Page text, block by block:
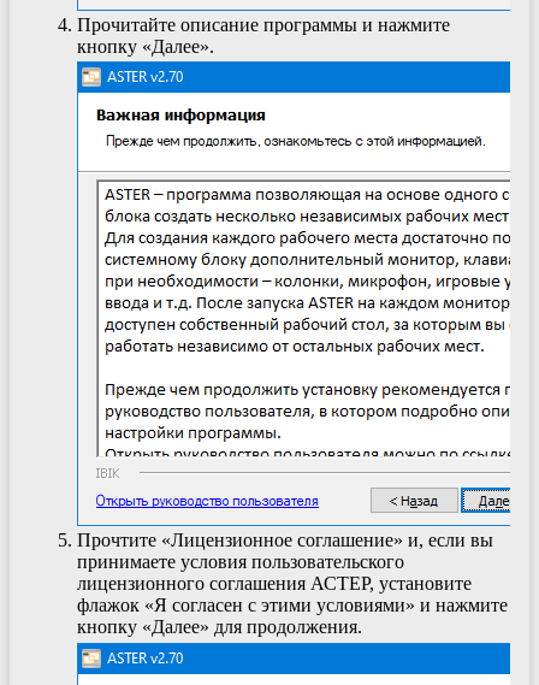
Прочитайте описание программы и нажмите
кнопку «Далее».
Прочтите «Лицензионное соглашение» и, если вы
принимаете условия пользовательского
лицензионного соглашения АСТЕР, установите
флажок «Я согласен с этими условиями» и нажмите
кнопку «Далее» для продолжения.